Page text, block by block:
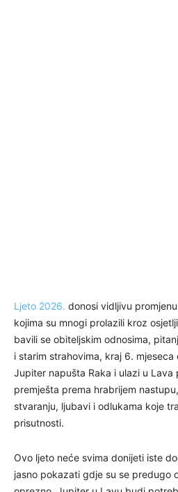
Ljeto 2026. donosi vidljivu
kojima su mnogi prolazili kroz
bavili se obiteljskim odnosima,
i starim strahovima, kraj 6.
Jupiter napušta Raka i ulazi u
premješta prema hrabrijem
stvaranju, ljubavi i odlukama koje
prisutnosti.
Ovo ljeto neće svima donijeti iste
jasno pokazati gdje su se predugo